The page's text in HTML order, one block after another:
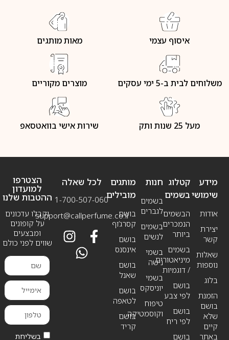
איסוף עצמי מאות מותגים
משלוחים לבית ב-5 ימי עסקים מוצרים מקוריים
מעל 25 שנות ותק שירות אישי בוואטסאפ
מידע
שימושי
אודות
יצירת
קשר
שאלות
נוספות
בלוג
הזמנת
בושם
שלא
קיים
באתר
חנות
בשמים
לגברים
בשמים
לנשים
בשמי
נישה
בשמי
יוניסקס
טיפוח
וקוסמטיקה
קטלוג
בשמים
הבשמים
הנמכרים
ביותר
בשמים
מיניאטורים
/ דוגמיות
בושם
לפי צבע
בושם
לפי ריח
בושם
מותגים
מובילים
בושם
קסרג’וף
בושם
אינסנס
בושם
שאנל
בושם
לטאפה
בושם
קריד
לכל שאלה
1-700-507-060
support@callperfume.co.il
הצטרפו
למועדון
ההטבות שלנו
וקבלו עדכונים
על קופונים
ומבצעים
שווים לפני כולם
בשליחת